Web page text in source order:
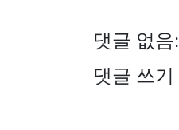
댓글 없음:
댓글 쓰기